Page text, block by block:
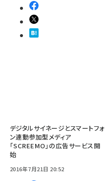
デジタルサイネージとスマートフォ
ン連動参加型メディア
「SCREEMO」の広告サービス開
始
2016年7月21日 20:52